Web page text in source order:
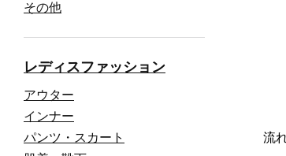
その他
レディスファッション
アウター
インナー
パンツ・スカート
流